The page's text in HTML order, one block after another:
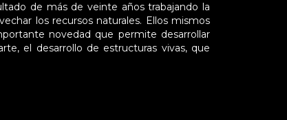
de más de veinte años trabajando la
los recursos naturales. Ellos mismos
novedad que permite desarrollar
el desarrollo de estructuras vivas, que